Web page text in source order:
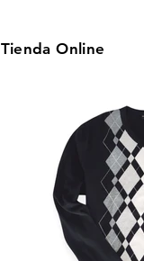
Tienda Online